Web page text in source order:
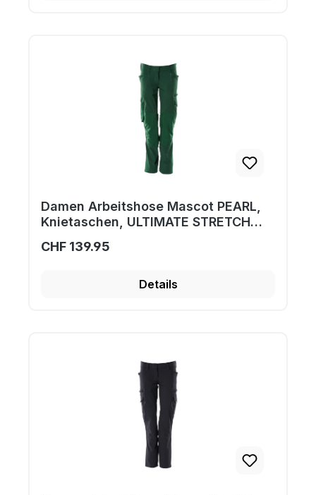
Damen Arbeitshose Mascot PEARL,
Knietaschen, ULTIMATE STRETCH
CHF 139.95
Details